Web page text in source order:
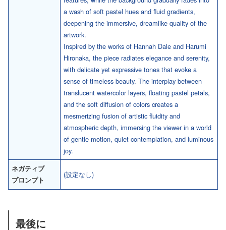
a wash of soft pastel hues and fluid gradients,
deepening the immersive, dreamlike quality of the
artwork.
Inspired by the works of Hannah Dale and Harumi
Hironaka, the piece radiates elegance and serenity,
with delicate yet expressive tones that evoke a
sense of timeless beauty. The interplay between
translucent watercolor layers, floating pastel petals,
and the soft diffusion of colors creates a
mesmerizing fusion of artistic fluidity and
atmospheric depth, immersing the viewer in a world
of gentle motion, quiet contemplation, and luminous
joy.
ネガティブ
プロンプト
(設定なし)
最後に